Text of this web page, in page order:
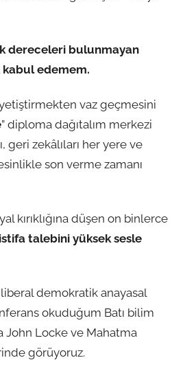
dereceleri bulunmayan
kabul edemem.
vaz geçmesini
” diploma dağıtalım merkezi
geri zekâlıları her yere ve
son verme zamanı
kırıklığına düşen on binlerce
talebini yüksek sesle
liberal demokratik anayasal
okuduğum Batı bilim
John Locke ve Mahatma
görüyoruz.